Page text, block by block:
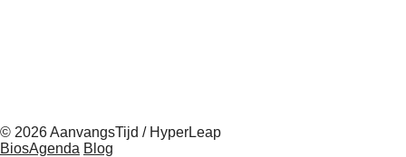
© 2026 AanvangsTijd / HyperLeap
BiosAgenda Blog